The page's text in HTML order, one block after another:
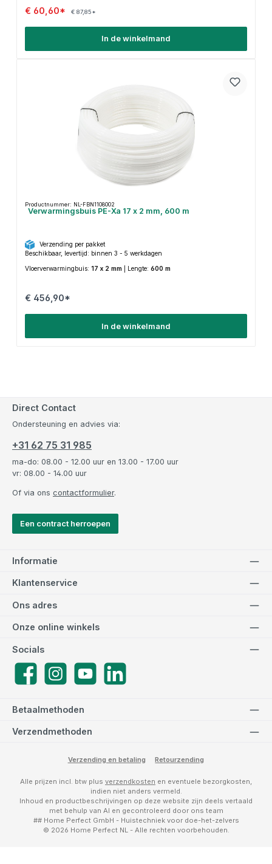
€ 60,60* € 87,85*
In de winkelmand
Productnummer: NL-FBN1108002
Verwarmingsbuis PE-Xa 17 x 2 mm, 600 m
Verzending per pakket
Beschikbaar, levertijd: binnen 3 - 5 werkdagen
Vloerverwarmingbuis: 17 x 2 mm Lengte: 600 m
€ 456,90*
In de winkelmand
Direct Contact
Ondersteuning en advies via:
+31 62 75 31 985
ma-do: 08.00 - 12.00 uur en 13.00 - 17.00 uur
vr: 08.00 - 14.00 uur
Of via ons contactformulier.
Een contract herroepen
Informatie
Klantenservice
Betaalmethoden
Verzendmethoden
Ons adres
Socials
FacebookInstagramYouTube
Onze online winkels
Verzending en betaling Retourzending
Alle prijzen incl. btw plus verzendkosten en eventuele bezorgkosten,
indien niet anders vermeld.
Inhoud en productbeschrijvingen op deze website zijn deels vertaald
met behulp van AI en gecontroleerd door ons team
## Home Perfect GmbH - Huistechniek voor doe-het-zelvers
© 2026 Home Perfect NL - Alle rechten voorbehouden.